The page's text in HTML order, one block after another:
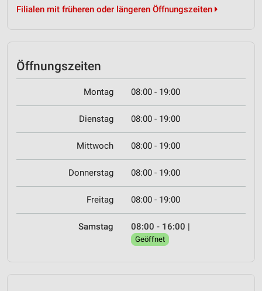
Filialen mit früheren oder längeren Öffnungszeiten
Öffnungszeiten
Montag 08:00 - 19:00
Dienstag 08:00 - 19:00
Mittwoch 08:00 - 19:00
Donnerstag 08:00 - 19:00
Freitag 08:00 - 19:00
Samstag 08:00 - 16:00 |
Geöffnet